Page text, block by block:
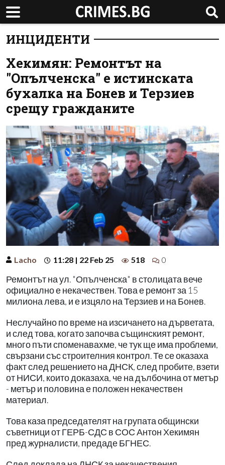
ИНЦИДЕНТИ
Хекимян: Ремонтът на
"Опълченска" е истинската
бухалка на Бонев и Терзиев
срещу гражданите
Lacho 11:28 | 22 Feb 25 518 0
Ремонтът на ул. "Опълченска" в столицата вече
официално е некачествен. Това е ремонт за 15
милиона лева, и е изцяло на Терзиев и на Бонев.
Неслучайно по време на изсичането на дърветата,
и след това, когато започва същинският ремонт,
много пъти споменавахме, че тук ще има проблеми,
свързани със строителния контрол. Те се оказаха
факт след решението на ДНСК, след пробите, взети
от НИСИ, които доказаха, че на дълбочина от метър
- метър и половина е положен некачествен
материал.
Това каза председателят на групата общински
съветници от ГЕРБ-СДС в СОС Антон Хекимян
пред журналисти, предаде БГНЕС.